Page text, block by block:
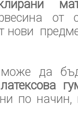
от
нови
да
по начин,